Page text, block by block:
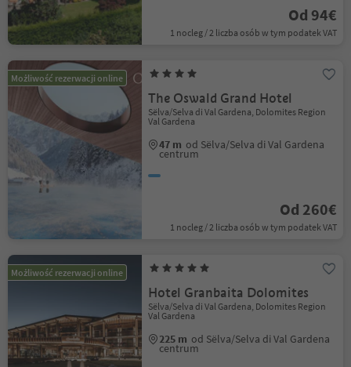
Od 94€
1 nocleg / 2 liczba osób w tym podatek VAT
Możliwość rezerwacji online
The Oswald Grand Hotel
Sëlva/Selva di Val Gardena, Dolomites Region
Val Gardena
47 m od Sëlva/Selva di Val Gardena
centrum
Od 260€
1 nocleg / 2 liczba osób w tym podatek VAT
Możliwość rezerwacji online
Hotel Granbaita Dolomites
Sëlva/Selva di Val Gardena, Dolomites Region
Val Gardena
225 m od Sëlva/Selva di Val Gardena
centrum